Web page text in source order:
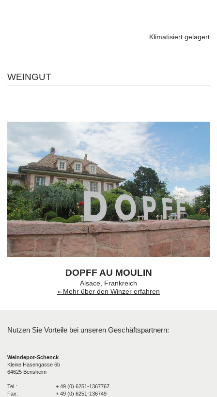
Klimatisiert gelagert
WEINGUT
DOPFF AU MOULIN
Alsace, Frankreich
» Mehr über den Winzer erfahren
Nutzen Sie Vorteile bei unseren Geschäftspartnern:
Weindepot-Schenck
Kleine Hasengasse 6b
64625 Bensheim
Tel.:
+ 49 (0) 6251-1367767
Fax:
+ 49 (0) 6251-136749